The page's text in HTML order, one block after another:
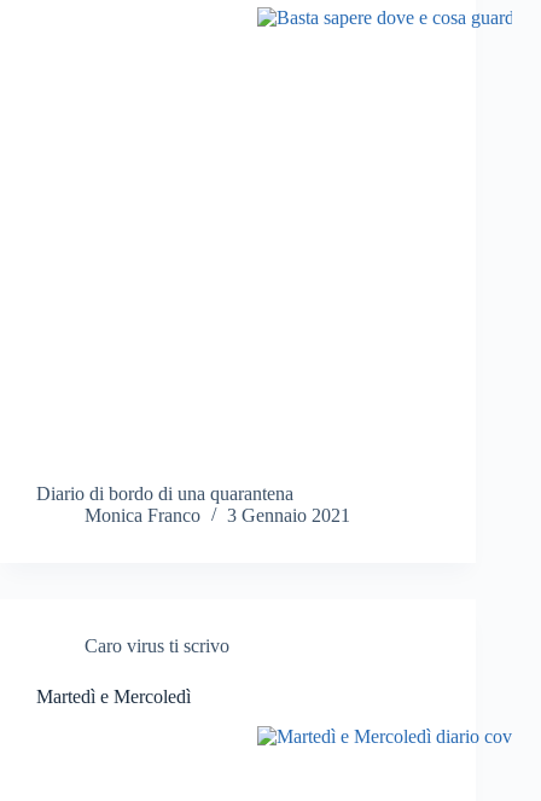
Diario di bordo di una quarantena
Monica Franco
3 Gennaio 2021
Caro virus ti scrivo
Martedì e Mercoledì